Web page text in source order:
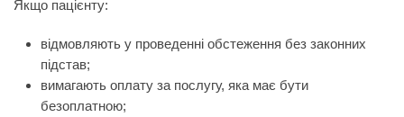
Якщо пацієнту:
відмовляють у проведенні обстеження без законних
підстав;
вимагають оплату за послугу, яка має бути
безоплатною;